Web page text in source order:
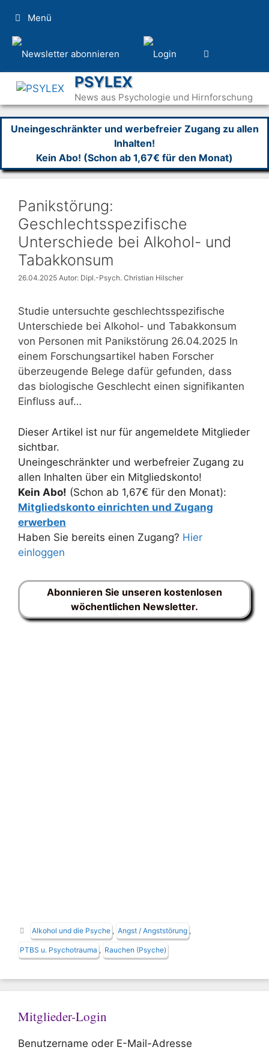
Inhalt
springen
Menü
PSYLEX
News aus Psychologie und Hirnforschung
Uneingeschränkter und werbefreier Zugang zu allen
Inhalten!
Kein Abo! (Schon ab 1,67€ für den Monat)
Panikstörung:
Geschlechtsspezifische
Unterschiede bei Alkohol- und
Tabakkonsum
26.04.2025 Autor: Dipl.-Psych. Christian Hilscher
Studie untersuchte geschlechtsspezifische
Unterschiede bei Alkohol- und Tabakkonsum
von Personen mit Panikstörung 26.04.2025 In
einem Forschungsartikel haben Forscher
überzeugende Belege dafür gefunden, dass
das biologische Geschlecht einen signifikanten
Einfluss auf…
Dieser Artikel ist nur für angemeldete Mitglieder
sichtbar.
Uneingeschränkter und werbefreier Zugang zu
allen Inhalten über ein Mitgliedskonto!
Kein Abo! (Schon ab 1,67€ für den Monat):
Mitgliedskonto einrichten und Zugang
erwerben
Haben Sie bereits einen Zugang? Hier
einloggen
Abonnieren Sie unseren kostenlosen
wöchentlichen Newsletter.
Schlagwörter
Alkohol und die Psyche Angst / Angststörung
PTBS u. Psychotrauma Rauchen (Psyche)
Mitglieder-Login
Benutzername oder E-Mail-Adresse